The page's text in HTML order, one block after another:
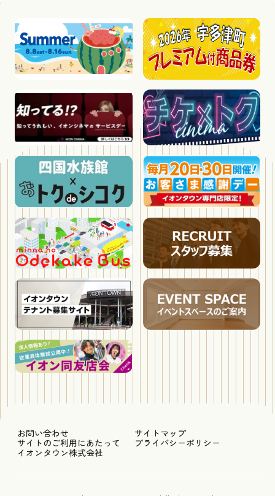
お問い合わせ
サイトマップ
サイトのご利用にあたって
プライバシーポリシー
イオンタウン株式会社